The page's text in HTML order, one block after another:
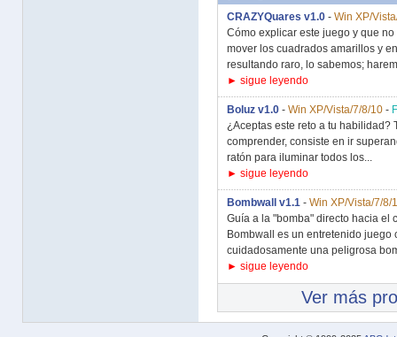
CRAZYQuares v1.0 - Win XP/
Cómo explicar este juego y que
mover los cuadrados amarillos y
resultando raro, lo sabemos;
► sigue leyendo
Boluz v1.0 - Win XP/Vista/7/8/10 -
¿Aceptas este reto a tu habilidad?
comprender, consiste en ir
ratón para iluminar todos los...
► sigue leyendo
Bombwall v1.1 - Win XP/Vista/7/8/
Guía a la "bomba" directo hacia el
Bombwall es un entretenido
cuidadosamente una peligrosa
► sigue leyendo
Ver más